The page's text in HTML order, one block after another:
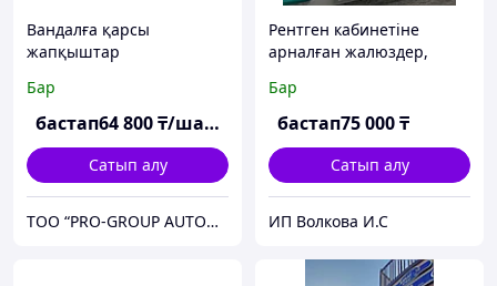
Вандалға қарсы
жапқыштар
Бар
бастап64 800₸/шаршы м
Сатып алу
ТОО “PRO-GROUP AUTOMATICS”
Рентген кабинетіне
арналған жалюздер,
жалюздер
Бар
бастап75 000₸
Сатып алу
ИП Волкова И.С